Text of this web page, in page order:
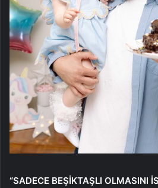
“SADECE BEŞİKTAŞLI OLMASINI